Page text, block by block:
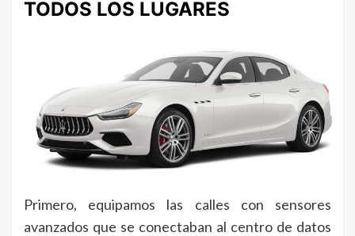
TODOS LOS LUGARES
Primero, equipamos las calles con sensores
avanzados que se conectaban al centro de datos